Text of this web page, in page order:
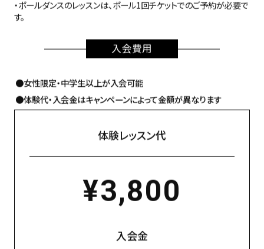
・ポールダンスのレッスンは、ポール1回チケットでのご予約が必要で
す。
入会費用
●女性限定・中学生以上が入会可能
●体験代・入会金はキャンペーンによって金額が異なります
体験レッスン代
¥3,800
入会金